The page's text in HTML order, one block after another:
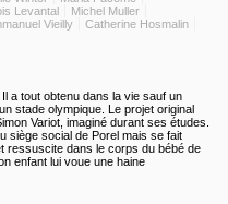
Levantal
Michel Muller
Vieilly
Catherine Hosmalin
a tout obtenu dans la vie sauf un
stade olympique. Le projet original
Variot, imaginé durant ses études.
siège social de Porel mais se fait
ressuscite dans le corps du bébé de
enfant lui voue une haine